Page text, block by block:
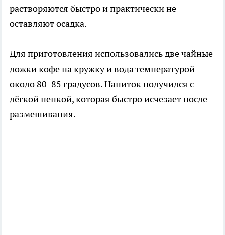
растворяются быстро и практически не
оставляют осадка.
Для приготовления использовались две чайные
ложки кофе на кружку и вода температурой
около 80–85 градусов. Напиток получился с
лёгкой пенкой, которая быстро исчезает после
размешивания.